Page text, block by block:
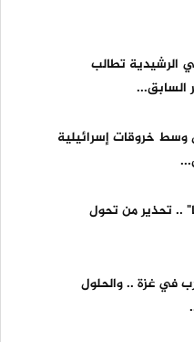
الرشيدية تطالب
السابق...
وسط خروقات إسرائيلية
.. تحذير من تحول
في غزة .. والحلول